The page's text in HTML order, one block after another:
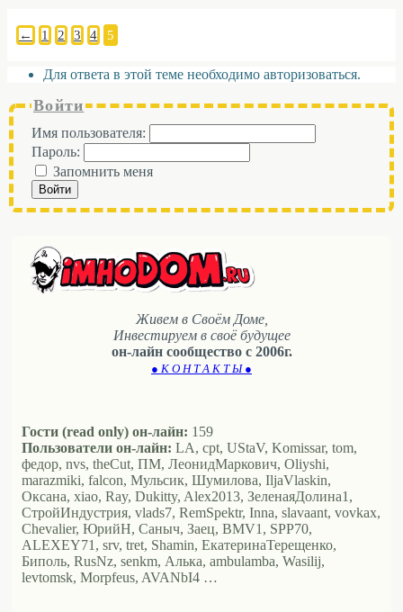
← 1 2 3 4 5
Для ответа в этой теме необходимо авторизоваться.
Войти
Имя пользователя:
Пароль:
Запомнить меня
Войти
Живем в Своём Доме,
Инвестируем в своё будущее
он-лайн сообщество с 2006г.
● К О Н Т А К Т Ы ●
Гости (read only) он-лайн: 159
Пользователи он-лайн: LA, cpt, UStaV, Komissar, tom,
федор, nvs, theCut, ПМ, ЛеонидМаркович, Oliyshi,
marazmiki, falcon, Мульсик, Шумилова, IljaVlaskin,
Оксана, xiao, Ray, Dukitty, Alex2013, ЗеленаяДолина1,
СтройИндустрия, vlads7, RemSpektr, Inna, slavaant, vovkax,
Chevalier, ЮрийН, Саныч, Заец, BMV1, SPP70,
ALEXEY71, srv, tret, Shamin, ЕкатеринаТерещенко,
Биполь, RusNz, senkm, Алька, ambulamba, Wasilij,
levtomsk, Morpfeus, AVANbI4 …